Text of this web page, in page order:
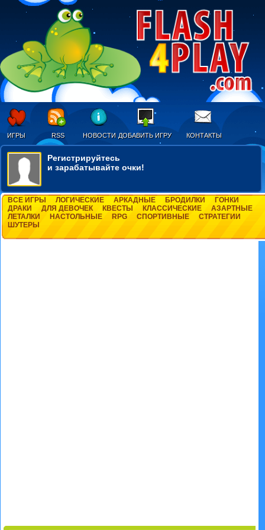
ИГРЫ RSS НОВОСТИ ДОБАВИТЬ ИГРУ КОНТАКТЫ
Регистрируйтесь
и зарабатывайте очки!
ВСЕ ИГРЫ ЛОГИЧЕСКИЕ АРКАДНЫЕ БРОДИЛКИ
ГОНКИ
ДРАКИ
ДЛЯ ДЕВОЧЕК КВЕСТЫ КЛАССИЧЕСКИЕ
АЗАРТНЫЕ
ЛЕТАЛКИ
НАСТОЛЬНЫЕ RPG СПОРТИВНЫЕ
СТРАТЕГИИ
ШУТЕРЫ